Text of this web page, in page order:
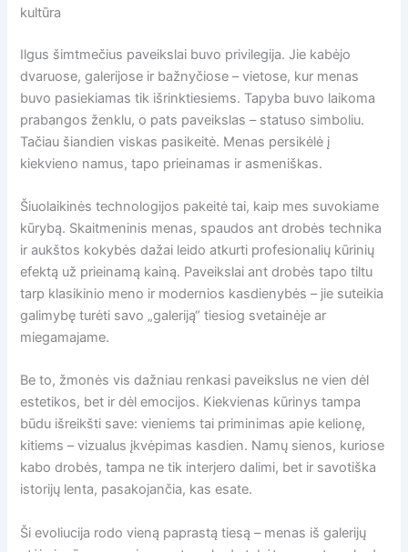
kultūra
Ilgus šimtmečius paveikslai buvo privilegija. Jie kabėjo
dvaruose, galerijose ir bažnyčiose – vietose, kur menas
buvo pasiekiamas tik išrinktiesiems. Tapyba buvo laikoma
prabangos ženklu, o pats paveikslas – statuso simboliu.
Tačiau šiandien viskas pasikeitė. Menas persikėlė į
kiekvieno namus, tapo prieinamas ir asmeniškas.
Šiuolaikinės technologijos pakeitė tai, kaip mes suvokiame
kūrybą. Skaitmeninis menas, spaudos ant drobės technika
ir aukštos kokybės dažai leido atkurti profesionalių kūrinių
efektą už prieinamą kainą. Paveikslai ant drobės tapo tiltu
tarp klasikinio meno ir modernios kasdienybės – jie suteikia
galimybę turėti savo „galeriją“ tiesiog svetainėje ar
miegamajame.
Be to, žmonės vis dažniau renkasi paveikslus ne vien dėl
estetikos, bet ir dėl emocijos. Kiekvienas kūrinys tampa
būdu išreikšti save: vieniems tai priminimas apie kelionę,
kitiems – vizualus įkvėpimas kasdien. Namų sienos, kuriose
kabo drobės, tampa ne tik interjero dalimi, bet ir savotiška
istorijų lenta, pasakojančia, kas esate.
Ši evoliucija rodo vieną paprastą tiesą – menas iš galerijų